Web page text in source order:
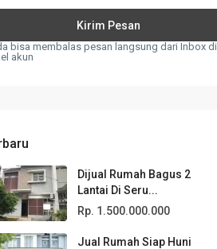
bisa membalas pesan langsung dari Inbox di
akun
Dijual Rumah Bagus 2
Lantai Di Seru...
Rp. 1.500.000.000
Jual Rumah Siap Huni